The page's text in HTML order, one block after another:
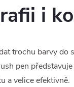
i
trochu barvy do
pen
a velice efektivně.